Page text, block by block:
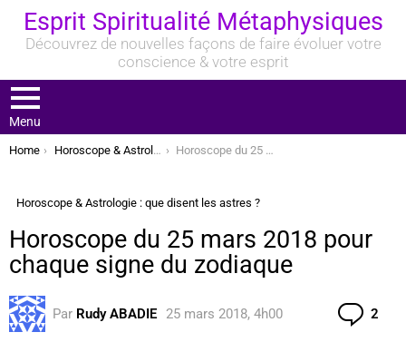
Esprit Spiritualité Métaphysiques
Découvrez de nouvelles façons de faire évoluer votre
conscience & votre esprit
Menu
You are here:
Home Horoscope & Astrologie : que disent les astres ? Horoscope du 25 mars 2018 pour chaque signe du zodiaque
Horoscope & Astrologie : que disent les astres ?
Horoscope du 25 mars 2018 pour
chaque signe du zodiaque
Par Rudy ABADIE 25 mars 2018, 4h00 2